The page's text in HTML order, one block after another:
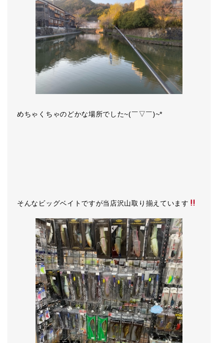
めちゃくちゃのどかな場所でした~(￣▽￣)~*
そんなビッグベイトですが当店沢山取り揃えています